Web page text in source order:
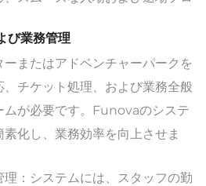
び業務管理
またはアドベンチャーパークを
チケット処理、および業務全般
ムが必要です。Funovaのシステ
化し、業務効率を向上させま
：システムには、スタッフの勤